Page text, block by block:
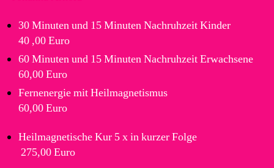
30 Minuten und 15 Minuten Nachruhzeit Kinder
40 ,00 Euro
60 Minuten und 15 Minuten Nachruhzeit Erwachsene
60,00 Euro
Fernenergie mit Heilmagnetismus
60,00 Euro
Heilmagnetische Kur 5 x in kurzer Folge
275,00 Euro